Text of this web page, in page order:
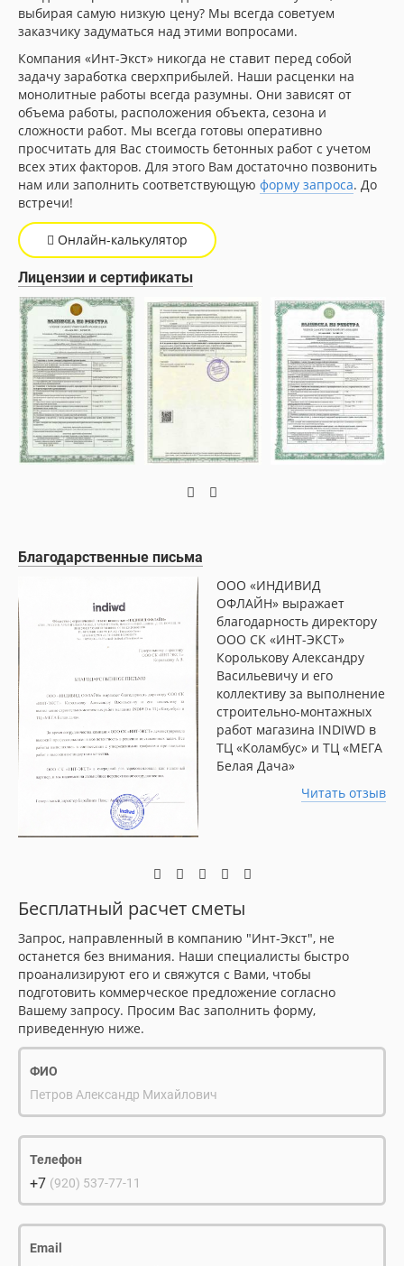
выбирая самую низкую цену? Мы всегда советуем
заказчику задуматься над этими вопросами.
Компания «Инт-Экст» никогда не ставит перед собой
задачу заработка сверхприбылей. Наши расценки на
монолитные работы всегда разумны. Они зависят от
объема работы, расположения объекта, сезона и
сложности работ. Мы всегда готовы оперативно
просчитать для Вас стоимость бетонных работ с учетом
всех этих факторов. Для этого Вам достаточно позвонить
нам или заполнить соответствующую форму запроса. До
встречи!
Онлайн-калькулятор
Лицензии и сертификаты
Благодарственные письма
ООО «ИНДИВИД
ОФЛАЙН» выражает
благодарность директору
ООО СК «ИНТ-ЭКСТ»
Королькову Александру
Васильевичу и его
коллективу за выполнение
строительно-монтажных
работ магазина INDIWD в
ТЦ «Коламбус» и ТЦ «МЕГА
Белая Дача»
Читать отзыв
Бесплатный расчет сметы
Запрос, направленный в компанию "Инт-Экст", не
останется без внимания. Наши специалисты быстро
проанализируют его и свяжутся с Вами, чтобы
подготовить коммерческое предложение согласно
Вашему запросу. Просим Вас заполнить форму,
приведенную ниже.
ФИО
Петров Александр Михайлович
Телефон
+7 (920) 537-77-11
Email